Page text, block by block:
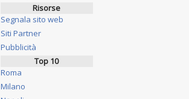
Risorse
Segnala sito web
Siti Partner
Pubblicità
Top 10
Roma
Milano